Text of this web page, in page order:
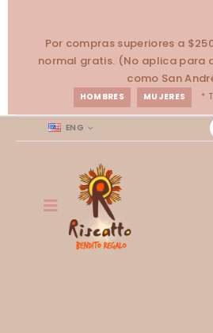
Por compras superiores a
normal gratis. (No aplica para
como San
HOMBRES MUJERES *
ENG